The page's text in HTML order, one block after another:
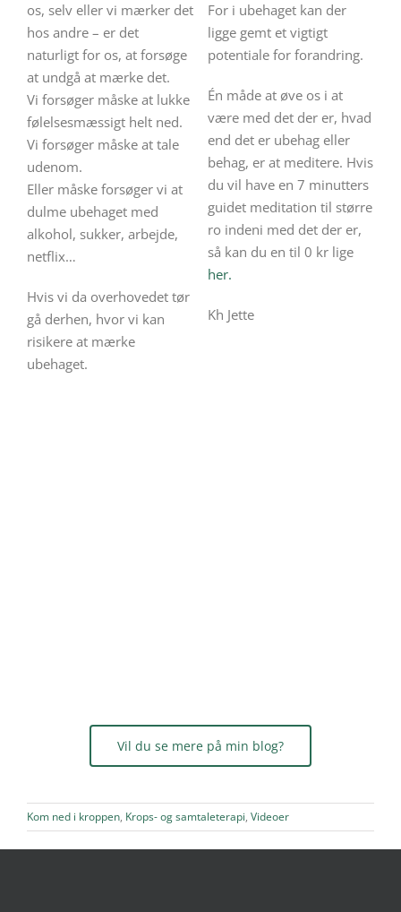
os, selv eller vi mærker det
hos andre – er det
naturligt for os, at forsøge
at undgå at mærke det.
Vi forsøger måske at lukke
følelsesmæssigt helt ned.
Vi forsøger måske at tale
udenom.
Eller måske forsøger vi at
dulme ubehaget med
alkohol, sukker, arbejde,
netflix…
Hvis vi da overhovedet tør
gå derhen, hvor vi kan
risikere at mærke
ubehaget.
For i ubehaget kan der
ligge gemt et vigtigt
potentiale for forandring.
Én måde at øve os i at
være med det der er, hvad
end det er ubehag eller
behag, er at meditere. Hvis
du vil have en 7 minutters
guidet meditation til større
ro indeni med det der er,
så kan du en til 0 kr lige
her.
Kh Jette
Vil du se mere på min blog?
Kom ned i kroppen, Krops- og samtaleterapi, Videoer